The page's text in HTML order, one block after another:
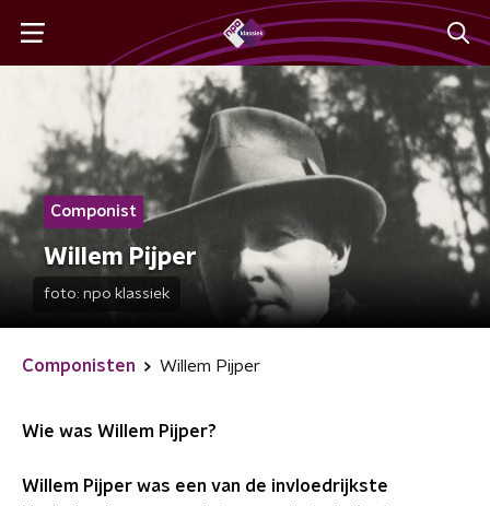
Componist
Willem Pijper
foto: npo klassiek
Componisten Willem Pijper
Wie was Willem Pijper?
Willem Pijper was een van de invloedrijkste